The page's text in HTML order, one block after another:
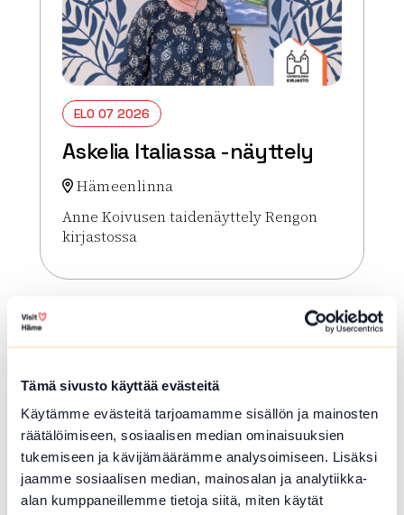
Tämä sivusto käyttää evästeitä
Käytämme evästeitä tarjoamamme sisällön ja mainosten
räätälöimiseen, sosiaalisen median ominaisuuksien
tukemiseen ja kävijämäärämme analysoimiseen. Lisäksi
jaamme sosiaalisen median, mainosalan ja analytiikka-
alan kumppaneillemme tietoja siitä, miten käytät
ELO 07 2026
Askelia Italiassa -näyttely
Hämeenlinna
Anne Koivusen taidenäyttely Rengon
kirjastossa
Lue lisää tapahtumasta Askelia Italiassa -näyttely